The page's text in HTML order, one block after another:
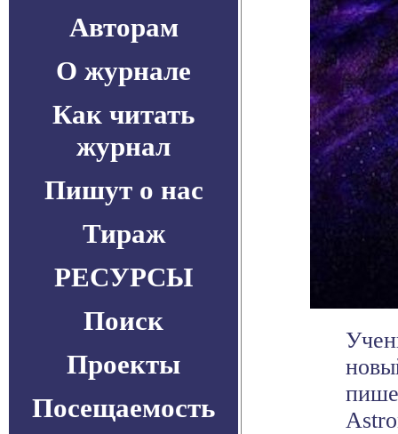
Авторам
О журнале
Как читать
журнал
Пишут о нас
Тираж
РЕСУРСЫ
Поиск
Проекты
Посещаемость